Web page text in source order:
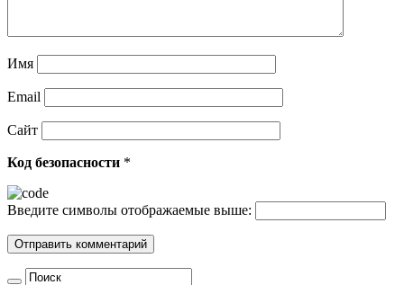
Имя
Email
Сайт
Код безопасности *
Введите символы отображаемые выше: